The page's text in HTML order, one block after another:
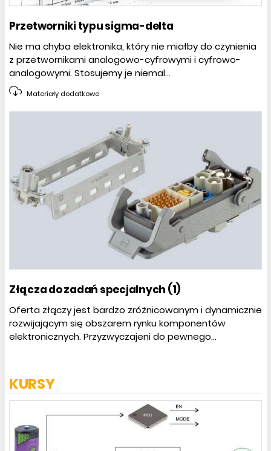
Przetworniki typu sigma-delta
Nie ma chyba elektronika, który nie miałby do czynienia
z przetwornikami analogowo-cyfrowymi i cyfrowo-
analogowymi. Stosujemy je niemal...
Materiały dodatkowe
Złącza do zadań specjalnych (1)
Oferta złączy jest bardzo zróżnicowanym i dynamicznie
rozwijającym się obszarem rynku komponentów
elektronicznych. Przyzwyczajeni do pewnego...
KURSY